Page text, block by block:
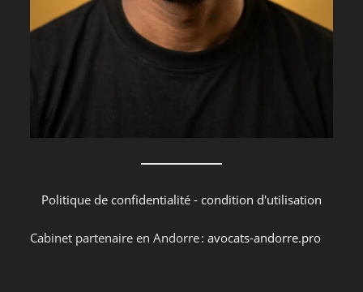
Politique de confidentialité - condition d'utilisation
Cabinet partenaire en Andorre :avocats-andorre.pro